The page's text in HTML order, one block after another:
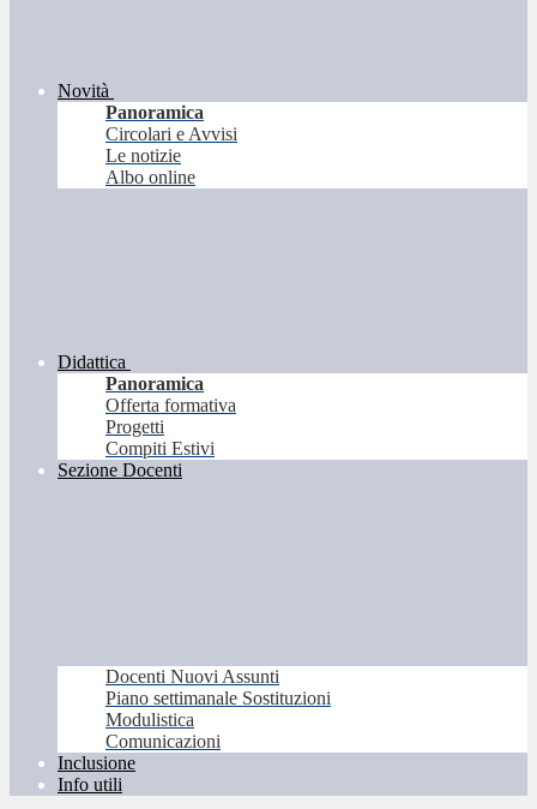
Novità
Panoramica
Circolari e Avvisi
Le notizie
Albo online
Didattica
Panoramica
Offerta formativa
Progetti
Compiti Estivi
Sezione Docenti
Docenti Nuovi Assunti
Piano settimanale Sostituzioni
Modulistica
Comunicazioni
Inclusione
Info utili